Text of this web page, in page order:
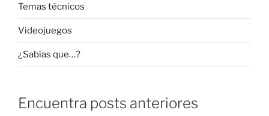
Temas técnicos
Videojuegos
¿Sabías que…?
Encuentra posts anteriores